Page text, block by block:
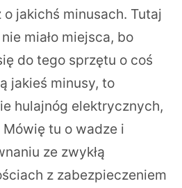
jakichś minusach. Tutaj
miało miejsca, bo
do tego sprzętu o coś
jakieś minusy, to
hulajnóg elektrycznych,
tu o wadze i
ze zwykłą
z zabezpieczeniem